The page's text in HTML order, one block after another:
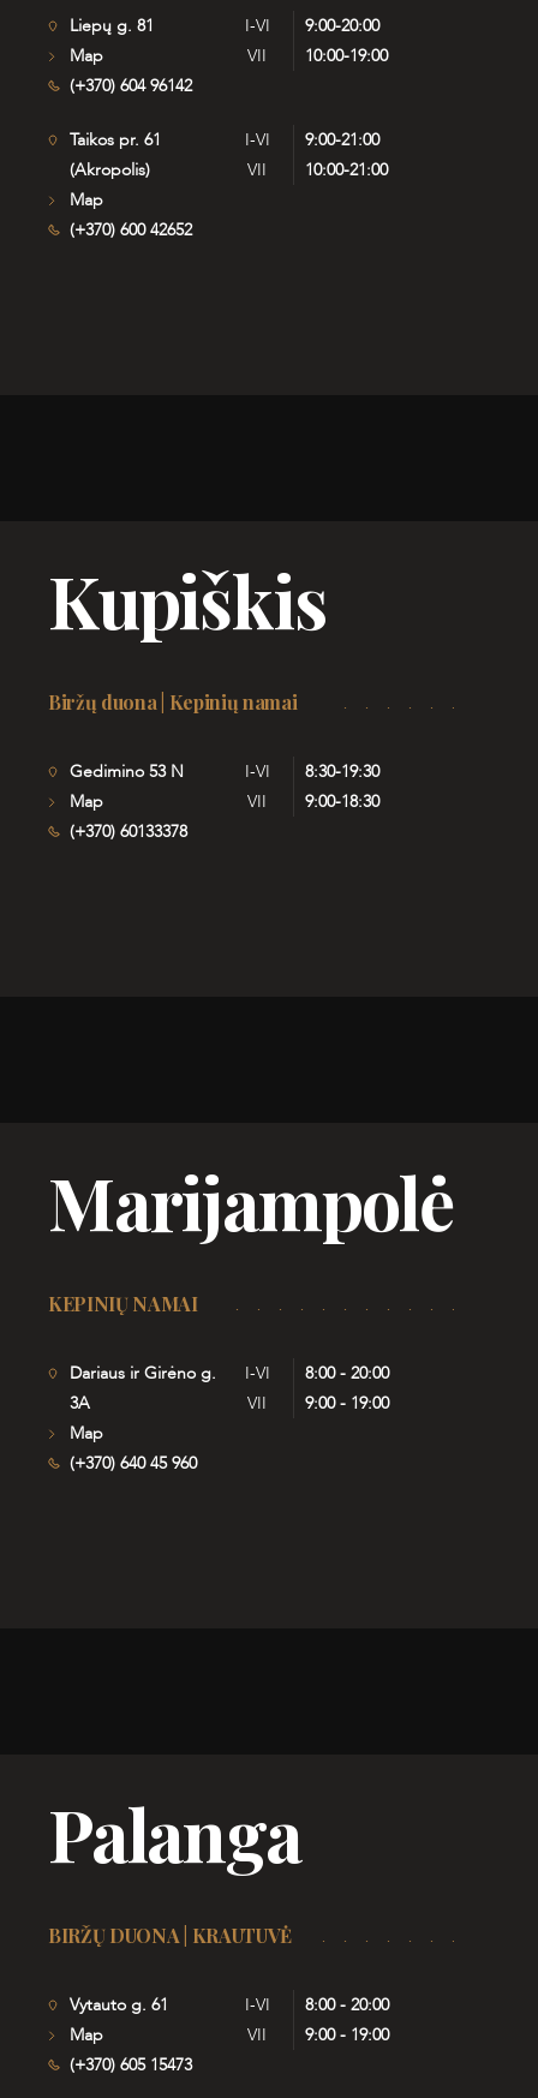
Liepų g. 81
Map
(+370) 604 96142
I-VI
9:00-20:00
VII
10:00-19:00
Taikos pr. 61
(Akropolis)
Map
(+370) 600 42652
I-VI
9:00-21:00
VII
10:00-21:00
Kupiškis
Biržų duona | Kepinių namai
Gedimino 53 N
Map
(+370) 60133378
I-VI
8:30-19:30
VII
9:00-18:30
Marijampolė
KEPINIŲ NAMAI
Dariaus ir Girėno g.
3A
Map
(+370) 640 45 960
I-VI
8:00 - 20:00
VII
9:00 - 19:00
Palanga
BIRŽŲ DUONA | KRAUTUVĖ
Vytauto g. 61
Map
(+370) 605 15473
I-VI
8:00 - 20:00
VII
9:00 - 19:00